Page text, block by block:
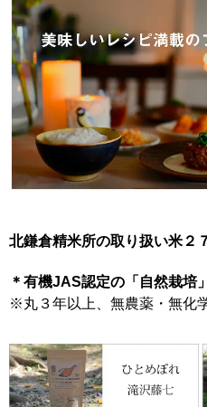
北鎌倉精米所の取り扱い米２
＊有機JAS認定の「自然栽培
※丸３年以上、無農薬・無化